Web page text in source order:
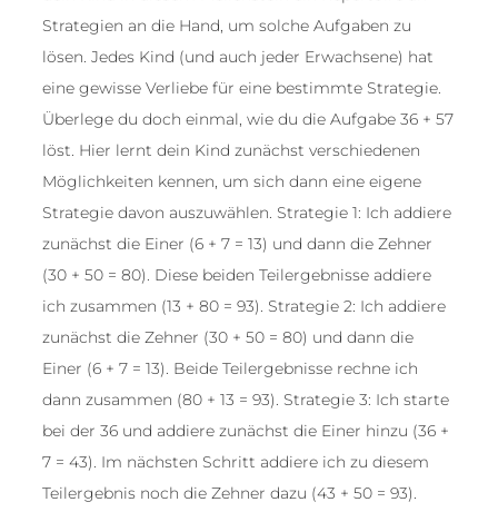
Strategien an die Hand, um solche Aufgaben zu
lösen. Jedes Kind (und auch jeder Erwachsene) hat
eine gewisse Verliebe für eine bestimmte Strategie.
Überlege du doch einmal, wie du die Aufgabe 36 + 57
löst. Hier lernt dein Kind zunächst verschiedenen
Möglichkeiten kennen, um sich dann eine eigene
Strategie davon auszuwählen. Strategie 1: Ich addiere
zunächst die Einer (6 + 7 = 13) und dann die Zehner
(30 + 50 = 80). Diese beiden Teilergebnisse addiere
ich zusammen (13 + 80 = 93). Strategie 2: Ich addiere
zunächst die Zehner (30 + 50 = 80) und dann die
Einer (6 + 7 = 13). Beide Teilergebnisse rechne ich
dann zusammen (80 + 13 = 93). Strategie 3: Ich starte
bei der 36 und addiere zunächst die Einer hinzu (36 +
7 = 43). Im nächsten Schritt addiere ich zu diesem
Teilergebnis noch die Zehner dazu (43 + 50 = 93).